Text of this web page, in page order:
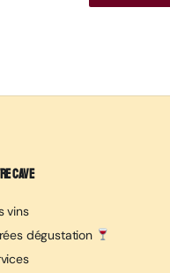
cave
vins
dégustation